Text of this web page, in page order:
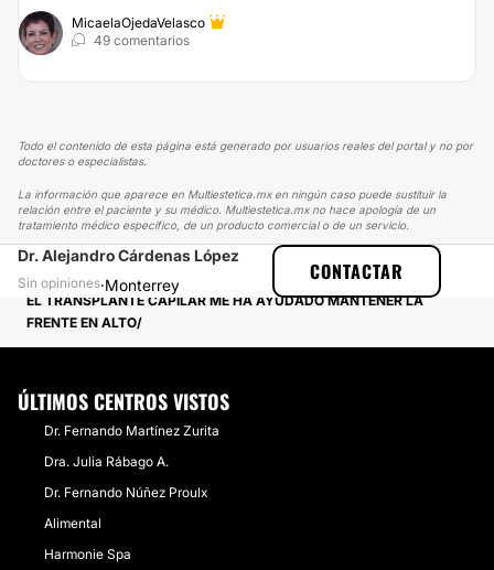
MicaelaOjedaVelasco
49 comentarios
Todo el contenido de esta página está generado por usuarios reales del portal y no por
doctores o especialistas.
La información que aparece en Multiestetica.mx en ningún caso puede sustituir la
relación entre el paciente y su médico. Multiestetica.mx no hace apología de un
tratamiento médico específico, de un producto comercial o de un servicio.
Dr. Alejandro Cárdenas López
Sin opiniones·Monterrey
CONTACTAR
MULTIESTETICA
EXPERIENCIAS
EXPERIENCIAS SOBRE TRASPLANTE DE CABELLO
EL TRANSPLANTE CAPILAR ME HA AYUDADO MANTENER LA
FRENTE EN ALTO
ÚLTIMOS CENTROS VISTOS
Dr. Fernando Martínez Zurita
Dra. Julia Rábago A.
Dr. Fernando Núñez Proulx
Alimental
Harmonie Spa